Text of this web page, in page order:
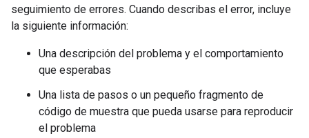
seguimiento de errores. Cuando describas el error, incluye
la siguiente información:
Una descripción del problema y el comportamiento
que esperabas
Una lista de pasos o un pequeño fragmento de
código de muestra que pueda usarse para reproducir
el problema